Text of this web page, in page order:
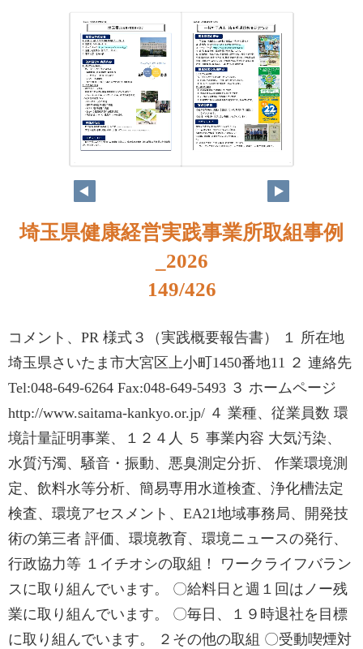
133
埼玉県健康経営実践事業所取組事例
_2026
149/426
コメント、PR 様式３（実践概要報告書） １ 所在地
埼玉県さいたま市大宮区上小町1450番地11 ２ 連絡先
Tel:048-649-6264 Fax:048-649-5493 ３ ホームページ
http://www.saitama-kankyo.or.jp/ ４ 業種、従業員数 環
境計量証明事業、１２４人 ５ 事業内容 大気汚染、
水質汚濁、騒音・振動、悪臭測定分折、 作業環境測
定、飲料水等分析、簡易専用水道検査、浄化槽法定
検査、環境アセスメント、EA21地域事務局、開発技
術の第三者 評価、環境教育、環境ニュースの発行、
行政協力等 １イチオシの取組！ ワークライフバラン
スに取り組んでいます。 〇給料日と週１回はノー残
業に取り組んでいます。 〇毎日、１９時退社を目標
に取り組んでいます。 ２その他の取組 〇受動喫煙対